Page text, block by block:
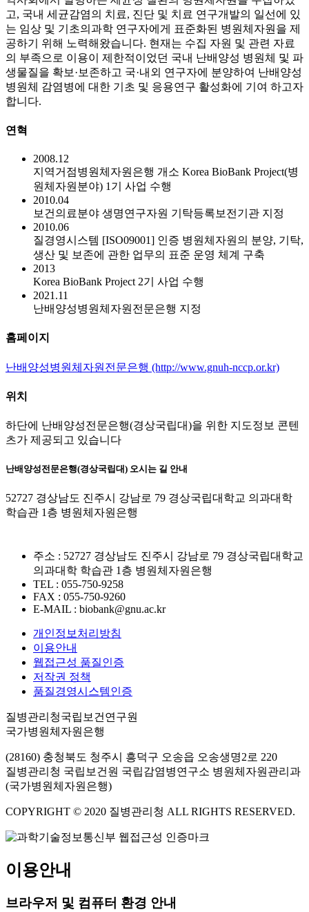
고, 국내 세균감염의 치료, 진단 및 치료 연구개발의 일선에 있
는 임상 및 기초의과학 연구자에게 표준화된 병원체자원을 제
공하기 위해 노력해왔습니다. 현재는 수집 자원 및 관련 자료
의 부족으로 이용이 제한적이었던 국내 난배양성 병원체 및 파
생물질을 확보·보존하고 국·내외 연구자에 분양하여 난배양성
병원체 감염병에 대한 기초 및 응용연구 활성화에 기여 하고자
합니다.
연혁
2008.12
지역거점병원체자원은행 개소 Korea BioBank Project(병
원체자원분야) 1기 사업 수행
2010.04
보건의료분야 생명연구자원 기탁등록보전기관 지정
2010.06
질경영시스템 [ISO09001] 인증 병원체자원의 분양, 기탁,
생산 및 보존에 관한 업무의 표준 운영 체계 구축
2013
Korea BioBank Project 2기 사업 수행
2021.11
난배양성병원체자원전문은행 지정
홈페이지
난배양성병원체자원전문은행 (http://www.gnuh-nccp.or.kr)
위치
하단에 난배양성전문은행(경상국립대)을 위한 지도정보 콘텐
츠가 제공되고 있습니다
난배양성전문은행(경상국립대) 오시는 길 안내
52727 경상남도 진주시 강남로 79 경상국립대학교 의과대학
학습관 1층 병원체자원은행
주소 : 52727 경상남도 진주시 강남로 79 경상국립대학교
의과대학 학습관 1층 병원체자원은행
TEL : 055-750-9258
FAX : 055-750-9260
E-MAIL : biobank@gnu.ac.kr
개인정보처리방침
이용안내
웹접근성 품질인증
저작권 정책
품질경영시스템인증
질병관리청국립보건연구원
국가병원체자원은행
(28160) 충청북도 청주시 흥덕구 오송읍 오송생명2로 220
질병관리청 국립보건원 국립감염병연구소 병원체자원관리과
(국가병원체자원은행)
COPYRIGHT © 2020 질병관리청 ALL RIGHTS RESERVED.
이용안내
브라우저 및 컴퓨터 환경 안내